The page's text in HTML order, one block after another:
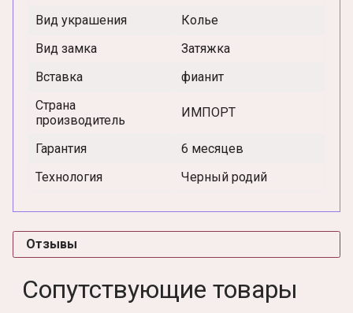
Вид украшения
Колье
Вид замка
Затяжка
Вставка
фианит
Страна
производитель
ИМПОРТ
Гарантия
6 месяцев
Технология
Черный родий
Отзывы
Сопутствующие товары